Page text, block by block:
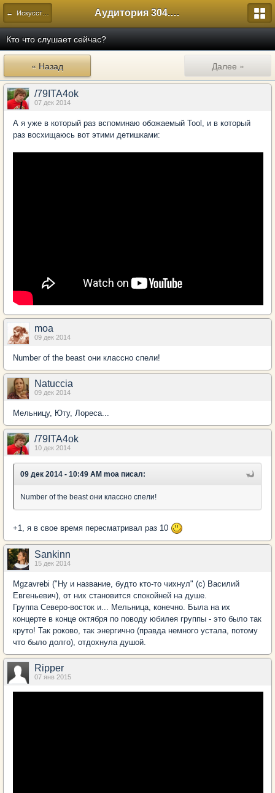
← Искусство Аудитория 304. История России
Кто что слушает сейчас?
« Назад Далее »
/79ITA4ok
07 дек 2014
А я уже в который раз вспоминаю обожаемый Tool, и в который
раз восхищаюсь вот этими детишками:
moa
09 дек 2014
Number of the beast они классно спели!
Natuccia
09 дек 2014
Мельницу, Юту, Лореса...
/79ITA4ok
10 дек 2014
09 дек 2014 - 10:49 AM moa писал:
Number of the beast они классно спели!
+1, я в свое время пересматривал раз 10
Sankinn
15 дек 2014
Mgzavrebi ("Ну и название, будто кто-то чихнул" (с) Василий
Евгеньевич), от них становится спокойней на душе.
Группа Северо-восток и... Мельница, конечно. Была на их
концерте в конце октября по поводу юбилея группы - это было так
круто! Так роково, так энергично (правда немного устала, потому
что было долго), отдохнула душой.
Ripper
07 янв 2015